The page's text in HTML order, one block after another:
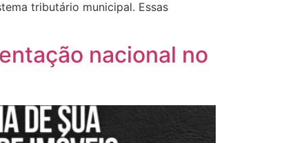
tributário municipal. Essas
nacional no